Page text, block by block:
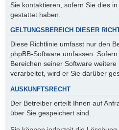
Sie kontaktieren, sofern Sie dies
gestattet haben.
GELTUNGSBEREICH DIESER
Diese Richtlinie umfasst nur den
phpBB-Software umfassen.
Bereichen seiner Software
verarbeitet, wird er Sie darüber
AUSKUNFTSRECHT
Der Betreiber erteilt Ihnen auf
über Sie gespeichert sind.